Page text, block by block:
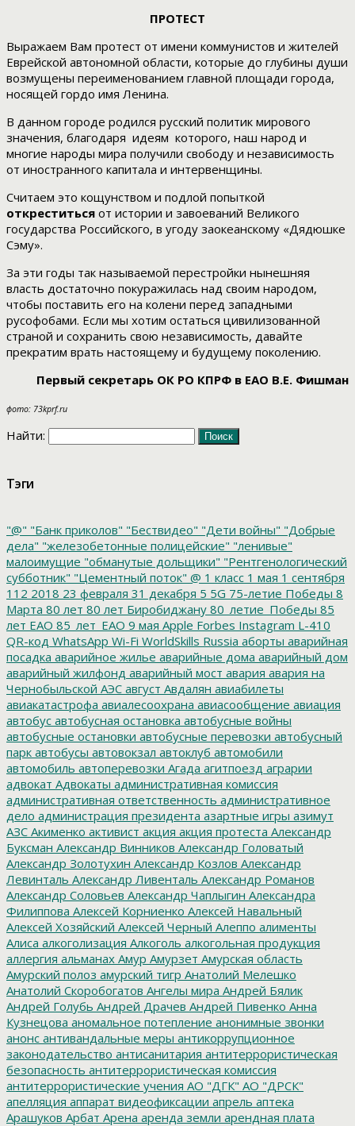
ПРОТЕСТ
Выражаем Вам протест от имени коммунистов и жителей
Еврейской автономной области, которые до глубины души
возмущены переименованием главной площади города,
носящей гордо имя Ленина.
В данном городе родился русский политик мирового
значения, благодаря идеям которого, наш народ и
многие народы мира получили свободу и независимость
от иностранного капитала и интервенщины.
Считаем это кощунством и подлой попыткой
откреститься от истории и завоеваний Великого
государства Российского, в угоду заокеанскому «Дядюшке
Сэму».
За эти годы так называемой перестройки нынешняя
власть достаточно покуражилась над своим народом,
чтобы поставить его на колени перед западными
русофобами. Если мы хотим остаться цивилизованной
страной и сохранить свою независимость, давайте
прекратим врать настоящему и будущему поколению.
Первый секретарь ОК РО КПРФ в ЕАО В.Е. Фишман
фото: 73kprf.ru
Найти:
Тэги
"@" "Банк приколов" "Бествидео" "Дети войны" "Добрые
дела" "железобетонные полицейские" "ленивые"
малоимущие "обманутые дольщики" "Рентгенологический
субботник" "Цементный поток" @ 1 класс 1 мая 1 сентября
112 2018 23 февраля 31 декабря 5 5G 75-летие Победы 8
Марта 80 лет 80 лет Биробиджану 80_летие_Победы 85
лет ЕАО 85_лет_ЕАО 9 мая Apple Forbes Instagram L-410
QR-код WhatsApp Wi-Fi WorldSkills Russia аборты аварийная
посадка аварийное жилье аварийные дома аварийный дом
аварийный жилфонд аварийный мост авария авария на
Чернобыльской АЭС август Авдалян авиабилеты
авиакатастрофа авиалесоохрана авиасообщение авиация
автобус автобусная остановка автобусные войны
автобусные остановки автобусные перевозки автобусный
парк автобусы автовокзал автоклуб автомобили
автомобиль автоперевозки Агада агитпоезд аграрии
адвокат Адвокаты административная комиссия
административная ответственность административное
дело администрация президента азартные игры азимут
АЗС Акименко активист акция акция протеста Александр
Буксман Александр Винников Александр Головатый
Александр Золотухин Александр Козлов Александр
Левинталь Александр Ливенталь Александр Романов
Александр Соловьев Александр Чаплыгин Александра
Филиппова Алексей Корниенко Алексей Навальный
Алексей Хозяйский Алексей Черный Алеппо алименты
Алиса алкоголизация Алкоголь алкогольная продукция
аллергия альманах Амур Амурзет Амурская область
Амурский полоз амурский тигр Анатолий Мелешко
Анатолий Скоробогатов Ангелы мира Андрей Бялик
Андрей Голубь Андрей Драчев Андрей Пивенко Анна
Кузнецова аномальное потепление анонимные звонки
анонс антивандальные меры антикоррупционное
законодательство антисанитария антитеррористическая
безопасность антитеррористическая комиссия
антитеррористические учения АО "ДГК" АО "ДРСК"
апелляция аппарат видеофиксации апрель аптека
Арашуков Арбат Арена аренда земли арендная плата